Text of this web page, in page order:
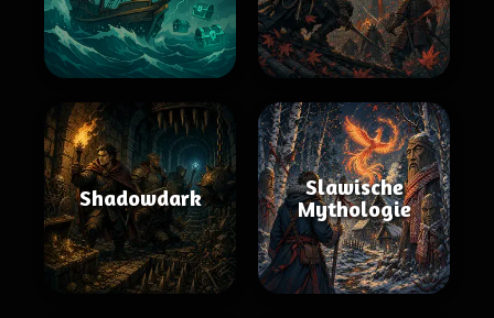
Shadowdark
Slawische
Mythologie